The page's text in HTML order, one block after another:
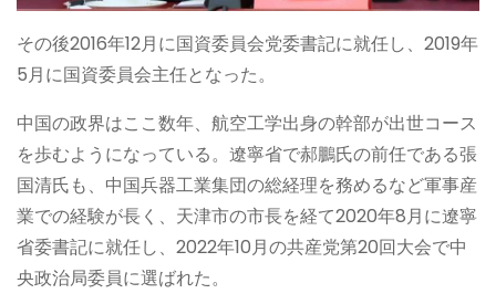
その後2016年12月に国資委員会党委書記に就任し、2019年
5月に国資委員会主任となった。
中国の政界はここ数年、航空工学出身の幹部が出世コース
を歩むようになっている。遼寧省で郝鵬氏の前任である張
国清氏も、中国兵器工業集団の総経理を務めるなど軍事産
業での経験が長く、天津市の市長を経て2020年8月に遼寧
省委書記に就任し、2022年10月の共産党第20回大会で中
央政治局委員に選ばれた。